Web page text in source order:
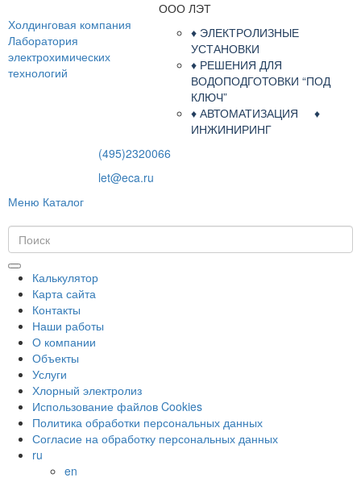
Холдинговая компания
Лаборатория
электрохимических
технологий
ООО ЛЭТ
♦ ЭЛЕКТРОЛИЗНЫЕ
УСТАНОВКИ
♦ РЕШЕНИЯ ДЛЯ
ВОДОПОДГОТОВКИ “ПОД
КЛЮЧ”
♦ АВТОМАТИЗАЦИЯ ♦
ИНЖИНИРИНГ
(495)2320066
let@eca.ru
Меню Каталог
Калькулятор
Карта сайта
Контакты
Наши работы
О компании
Объекты
Услуги
Хлорный электролиз
Использование файлов Cookies
Политика обработки персональных данных
Согласие на обработку персональных данных
ru
en